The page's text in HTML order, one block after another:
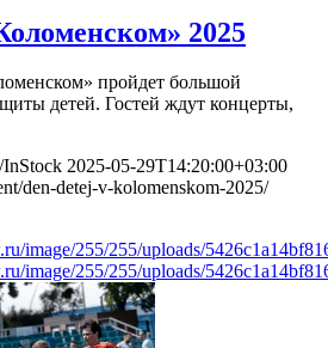
2025
пройдет большой
детей. Гостей ждут концерты,
InStock 2025-05-29T14:20:00+03:00
den-detej-v-kolomenskom-2025/
image/255/255/uploads/
image/255/255/uploads/